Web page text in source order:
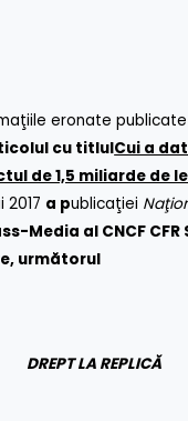
eronate
cu titlulCui a
de 1,5 miliarde de
2017 a publicaţiei
Media al CNCF
următorul
DREPT LA REPLICĂ